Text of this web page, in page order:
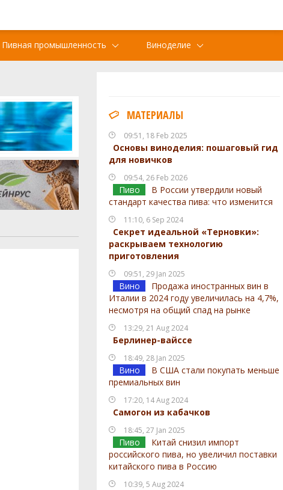
Пивная промышленность Виноделие
МАТЕРИАЛЫ
09:51, 18 Feb 2025
Основы виноделия: пошаговый гид
для новичков
09:54, 26 Feb 2026
Пиво
В России утвердили новый
стандарт качества пива: что изменится
11:10, 6 Sep 2024
Секрет идеальной «Терновки»:
раскрываем технологию
приготовления
09:51, 29 Jan 2025
Вино
Продажа иностранных вин в
Италии в 2024 году увеличилась на 4,7%,
несмотря на общий спад на рынке
13:29, 21 Aug 2024
Берлинер-вайссе
18:49, 28 Jan 2025
Вино
В США стали покупать меньше
премиальных вин
17:20, 14 Aug 2024
Самогон из кабачков
18:45, 27 Jan 2025
Пиво
Китай снизил импорт
российского пива, но увеличил поставки
китайского пива в Россию
10:39, 5 Aug 2024